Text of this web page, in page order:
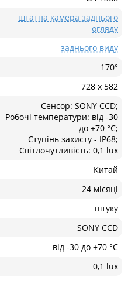
штатна камера заднього
огляду
заднього виду
170°
728 x 582
Сенсор: SONY CCD;
Робочі температури: від -30
до +70 °С;
Ступінь захисту - IP68;
Світлочутливість: 0,1 lux
Китай
24 місяці
штуку
SONY CCD
від -30 до +70 °С
0,1 lux